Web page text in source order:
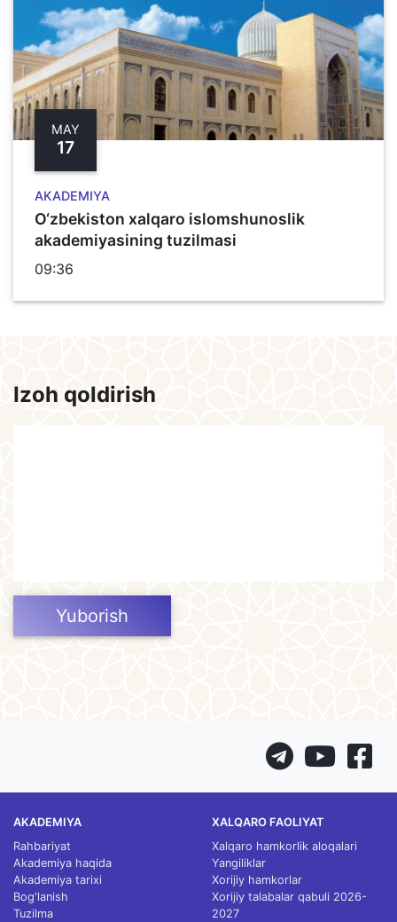
MAY
17
AKADEMIYA
O‘zbekiston xalqaro islomshunoslik
akademiyasining tuzilmasi
09:36
Izoh qoldirish
Yuborish
AKADEMIYA
Rahbariyat
Akademiya haqida
Akademiya tarixi
Bog'lanish
Tuzilma
XALQARO FAOLIYAT
Xalqaro hamkorlik aloqalari
Yangiliklar
Xorijiy hamkorlar
Xorijiy talabalar qabuli 2026-
2027